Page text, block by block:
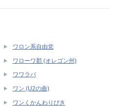
ワロン系自由党
ワローワ郡 (オレゴン州)
ワワラバ
ワン (U2の曲)
ワンくかんわりびき